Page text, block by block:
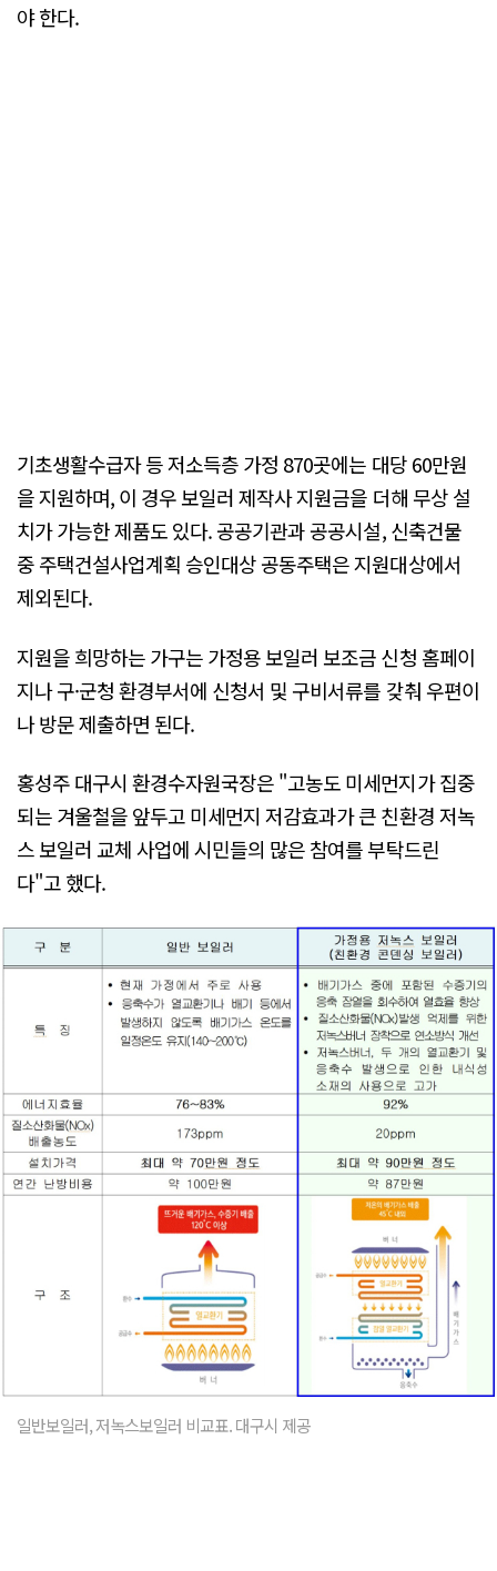
야 한다.
기초생활수급자 등 저소득층 가정 870곳에는 대당 60만원
을 지원하며, 이 경우 보일러 제작사 지원금을 더해 무상 설
치가 가능한 제품도 있다. 공공기관과 공공시설, 신축건물
중 주택건설사업계획 승인대상 공동주택은 지원대상에서
제외된다.
지원을 희망하는 가구는 가정용 보일러 보조금 신청 홈페이
지나 구·군청 환경부서에 신청서 및 구비서류를 갖춰 우편이
나 방문 제출하면 된다.
홍성주 대구시 환경수자원국장은 "고농도 미세먼지가 집중
되는 겨울철을 앞두고 미세먼지 저감효과가 큰 친환경 저녹
스 보일러 교체 사업에 시민들의 많은 참여를 부탁드린
다"고 했다.
일반보일러, 저녹스보일러 비교표. 대구시 제공